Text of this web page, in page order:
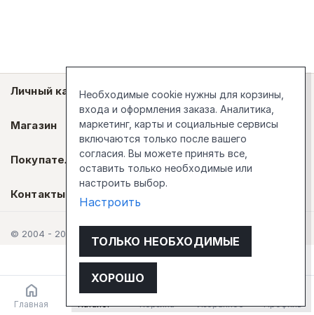
Личный кабинет
Магазин
Покупателям
Контакты
© 2004 - 2026 Стокгольм
Главная Каталог Корзина Избранное Профиль
Необходимые cookie нужны для корзины,
входа и оформления заказа. Аналитика,
маркетинг, карты и социальные сервисы
включаются только после вашего
согласия. Вы можете принять все,
оставить только необходимые или
настроить выбор.
Настроить
ТОЛЬКО НЕОБХОДИМЫЕ
ХОРОШО